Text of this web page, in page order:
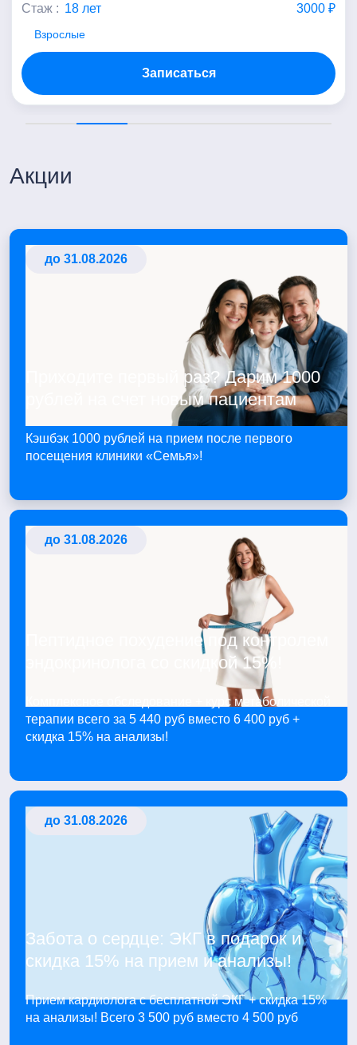
Стаж : 18 лет 3000 ₽
Взрослые
Записаться
Акции
до 31.08.2026
Приходите первый раз? Дарим 1000
рублей на счет новым пациентам
Кэшбэк 1000 рублей на прием после первого
посещения клиники «Семья»!
до 31.08.2026
Пептидное похудение под контролем
эндокринолога со скидкой 15%!
Комплексное обследование + курс метаболической
терапии всего за 5 440 руб вместо 6 400 руб +
скидка 15% на анализы!
до 31.08.2026
Забота о сердце: ЭКГ в подарок и
скидка 15% на прием и анализы!
Прием кардиолога с бесплатной ЭКГ + скидка 15%
на анализы! Всего 3 500 руб вместо 4 500 руб